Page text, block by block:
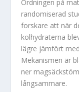
Ordningen på
randomiserad
forskare att när
kolhydraterna
lägre jämfört
Mekanismen är
ner
långsammare.